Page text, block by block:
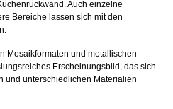
Auch einzelne
Bereiche lassen sich mit den
Mosaikformaten und metallischen
Erscheinungsbild, das sich
und unterschiedlichen Materialien